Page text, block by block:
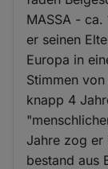
MASSA -
er seinen
Europa in
Stimmen
knapp 4
Jahre zog er
bestand aus